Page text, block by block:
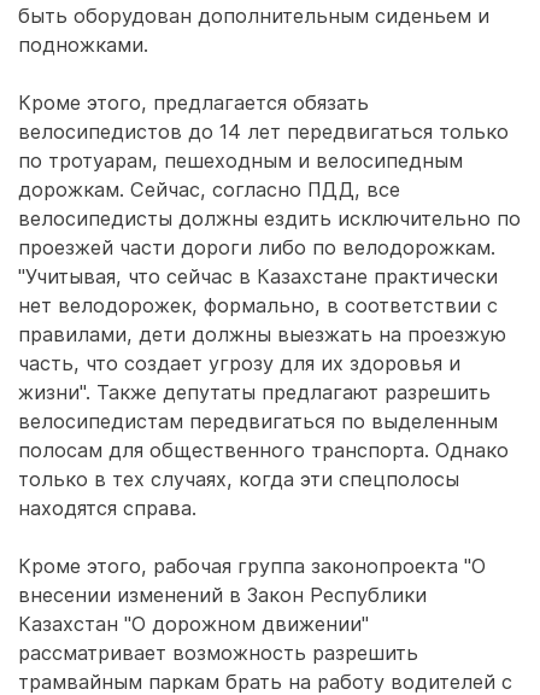
быть оборудован дополнительным сиденьем и
подножками.
Кроме этого, предлагается обязать
велосипедистов до 14 лет передвигаться только
по тротуарам, пешеходным и велосипедным
дорожкам. Сейчас, согласно ПДД, все
велосипедисты должны ездить исключительно по
проезжей части дороги либо по велодорожкам.
"Учитывая, что сейчас в Казахстане практически
нет велодорожек, формально, в соответствии с
правилами, дети должны выезжать на проезжую
часть, что создает угрозу для их здоровья и
жизни". Также депутаты предлагают разрешить
велосипедистам передвигаться по выделенным
полосам для общественного транспорта. Однако
только в тех случаях, когда эти спецполосы
находятся справа.
Кроме этого, рабочая группа законопроекта "О
внесении изменений в Закон Республики
Казахстан "О дорожном движении"
рассматривает возможность разрешить
трамвайным паркам брать на работу водителей с